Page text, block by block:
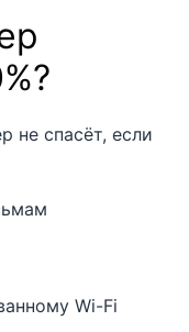
не спасёт, если
Wi-Fi